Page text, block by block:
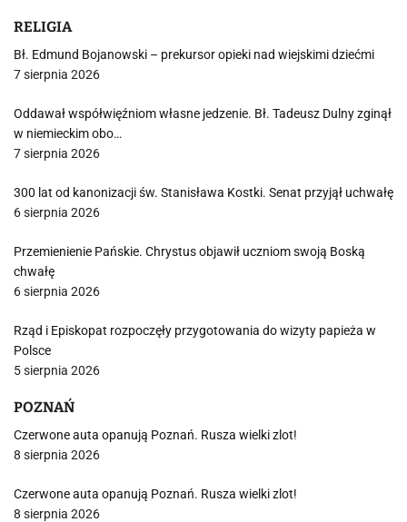
RELIGIA
Bł. Edmund Bojanowski – prekursor opieki nad wiejskimi dziećmi
7 sierpnia 2026
Oddawał współwięźniom własne jedzenie. Bł. Tadeusz Dulny zginął
w niemieckim obo…
7 sierpnia 2026
300 lat od kanonizacji św. Stanisława Kostki. Senat przyjął uchwałę
6 sierpnia 2026
Przemienienie Pańskie. Chrystus objawił uczniom swoją Boską
chwałę
6 sierpnia 2026
Rząd i Episkopat rozpoczęły przygotowania do wizyty papieża w
Polsce
5 sierpnia 2026
POZNAŃ
Czerwone auta opanują Poznań. Rusza wielki zlot!
8 sierpnia 2026
Czerwone auta opanują Poznań. Rusza wielki zlot!
8 sierpnia 2026